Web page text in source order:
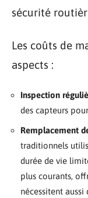
sécurité
Les coûts de
aspects :
Inspection
des capteurs
Remplacement
traditionnels
durée de vie
plus courants,
nécessitent